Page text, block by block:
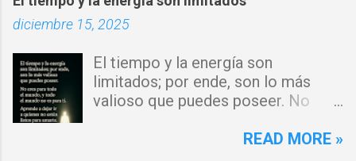
Que tus ángeles guerreros cuiden
mi hogar y que el fuego del Espíritu
alrededor. Por el poder del Cordero
de Dios, rompo cadenas, destruyo
amarres y anulo toda palabra de
envidia o depresión, envíala al
diciembre 15, 2025
El tiempo y la energía son
limitados; por ende, son lo más
valioso que puedes poseer. No
mundo no es para ti. Aprende a
READ MORE »